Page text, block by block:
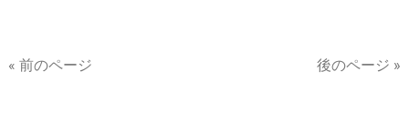
« 前のページ 後のページ »